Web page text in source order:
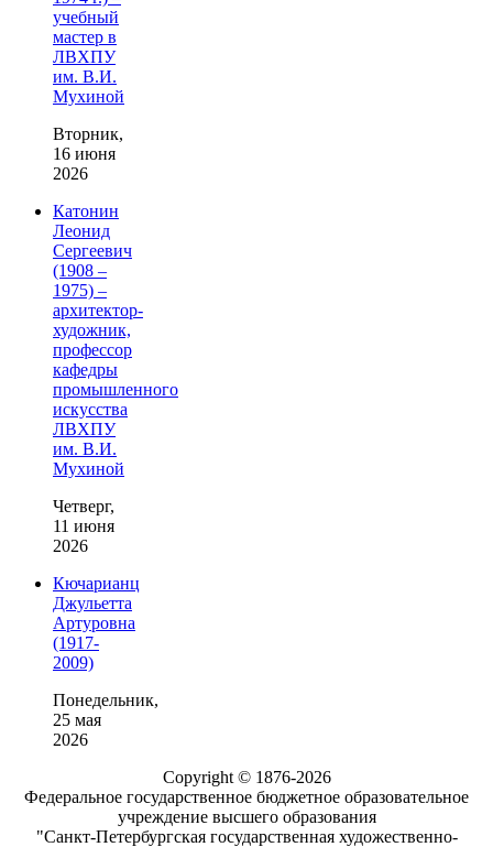
учебный
мастер в
ЛВХПУ
им. В.И.
Мухиной
Вторник,
16 июня
2026
Катонин
Леонид
Сергеевич
(1908 –
1975) –
архитектор-
художник,
профессор
кафедры
промышленного
искусства
ЛВХПУ
им. В.И.
Мухиной
Четверг,
11 июня
2026
Кючарианц
Джульетта
Артуровна
(1917-
2009)
Понедельник,
25 мая
2026
Copyright © 1876-2026
Федеральное государственное бюджетное образовательное
учреждение высшего образования
"Санкт-Петербургская государственная художественно-